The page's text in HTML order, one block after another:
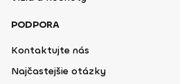
PODPORA
Kontaktujte nás
Najčastejšie otázky